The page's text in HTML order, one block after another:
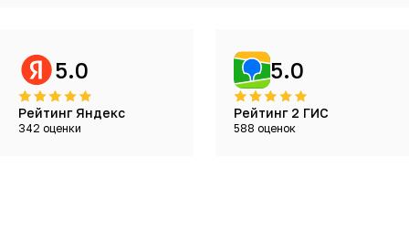
5.0
Рейтинг Яндекс
342 оценки
5.0
Рейтинг 2 ГИС
588 оценок